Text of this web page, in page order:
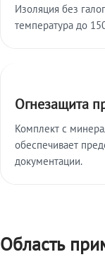
Изоляция без
температура до
Огнезащита
Комплект с
обеспечивает
документации.
Область